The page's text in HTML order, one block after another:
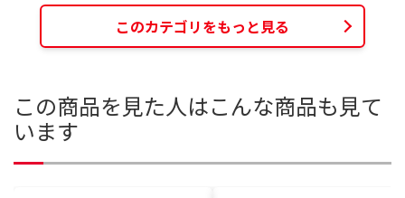
このカテゴリをもっと見る
この商品を見た人はこんな商品も見て
います